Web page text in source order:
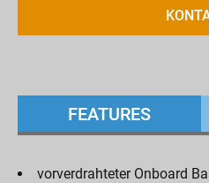
FEATURES
vorverdrahteter Onboard